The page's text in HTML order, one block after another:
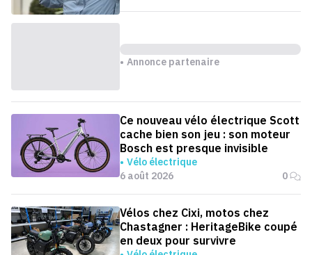
Annonce partenaire
Ce nouveau vélo électrique Scott
cache bien son jeu : son moteur
Bosch est presque invisible
Vélo électrique
6 août 2026
0
Vélos chez Cixi, motos chez
Chastagner : HeritageBike coupé
en deux pour survivre